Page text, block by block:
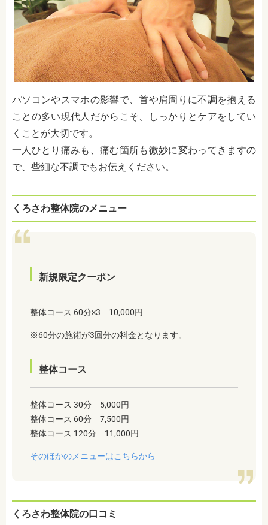
パソコンやスマホの影響で、首や肩周りに不調を抱える
ことの多い現代人だからこそ、しっかりとケアをしてい
くことが大切です。
一人ひとり痛みも、痛む箇所も微妙に変わってきますの
で、些細な不調でもお伝えください。
くろさわ整体院のメニュー
新規限定クーポン
整体コース 60分×3 10,000円
※60分の施術が3回分の料金となります。
整体コース
整体コース 30分 5,000円
整体コース 60分 7,500円
整体コース 120分 11,000円
そのほかのメニューはこちらから
くろさわ整体院の口コミ